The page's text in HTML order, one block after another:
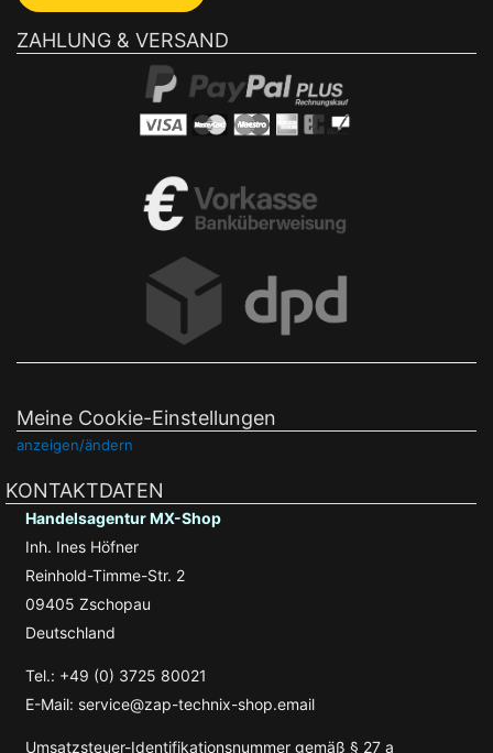
ZAHLUNG & VERSAND
Meine Cookie-Einstellungen
anzeigen/ändern
KONTAKTDATEN
Handelsagentur MX-Shop
Inh. Ines Höfner
Reinhold-Timme-Str. 2
09405 Zschopau
Deutschland
Tel.: +49 (0) 3725 80021
E-Mail: service@zap-technix-shop.email
Umsatzsteuer-Identifikationsnummer gemäß § 27 a